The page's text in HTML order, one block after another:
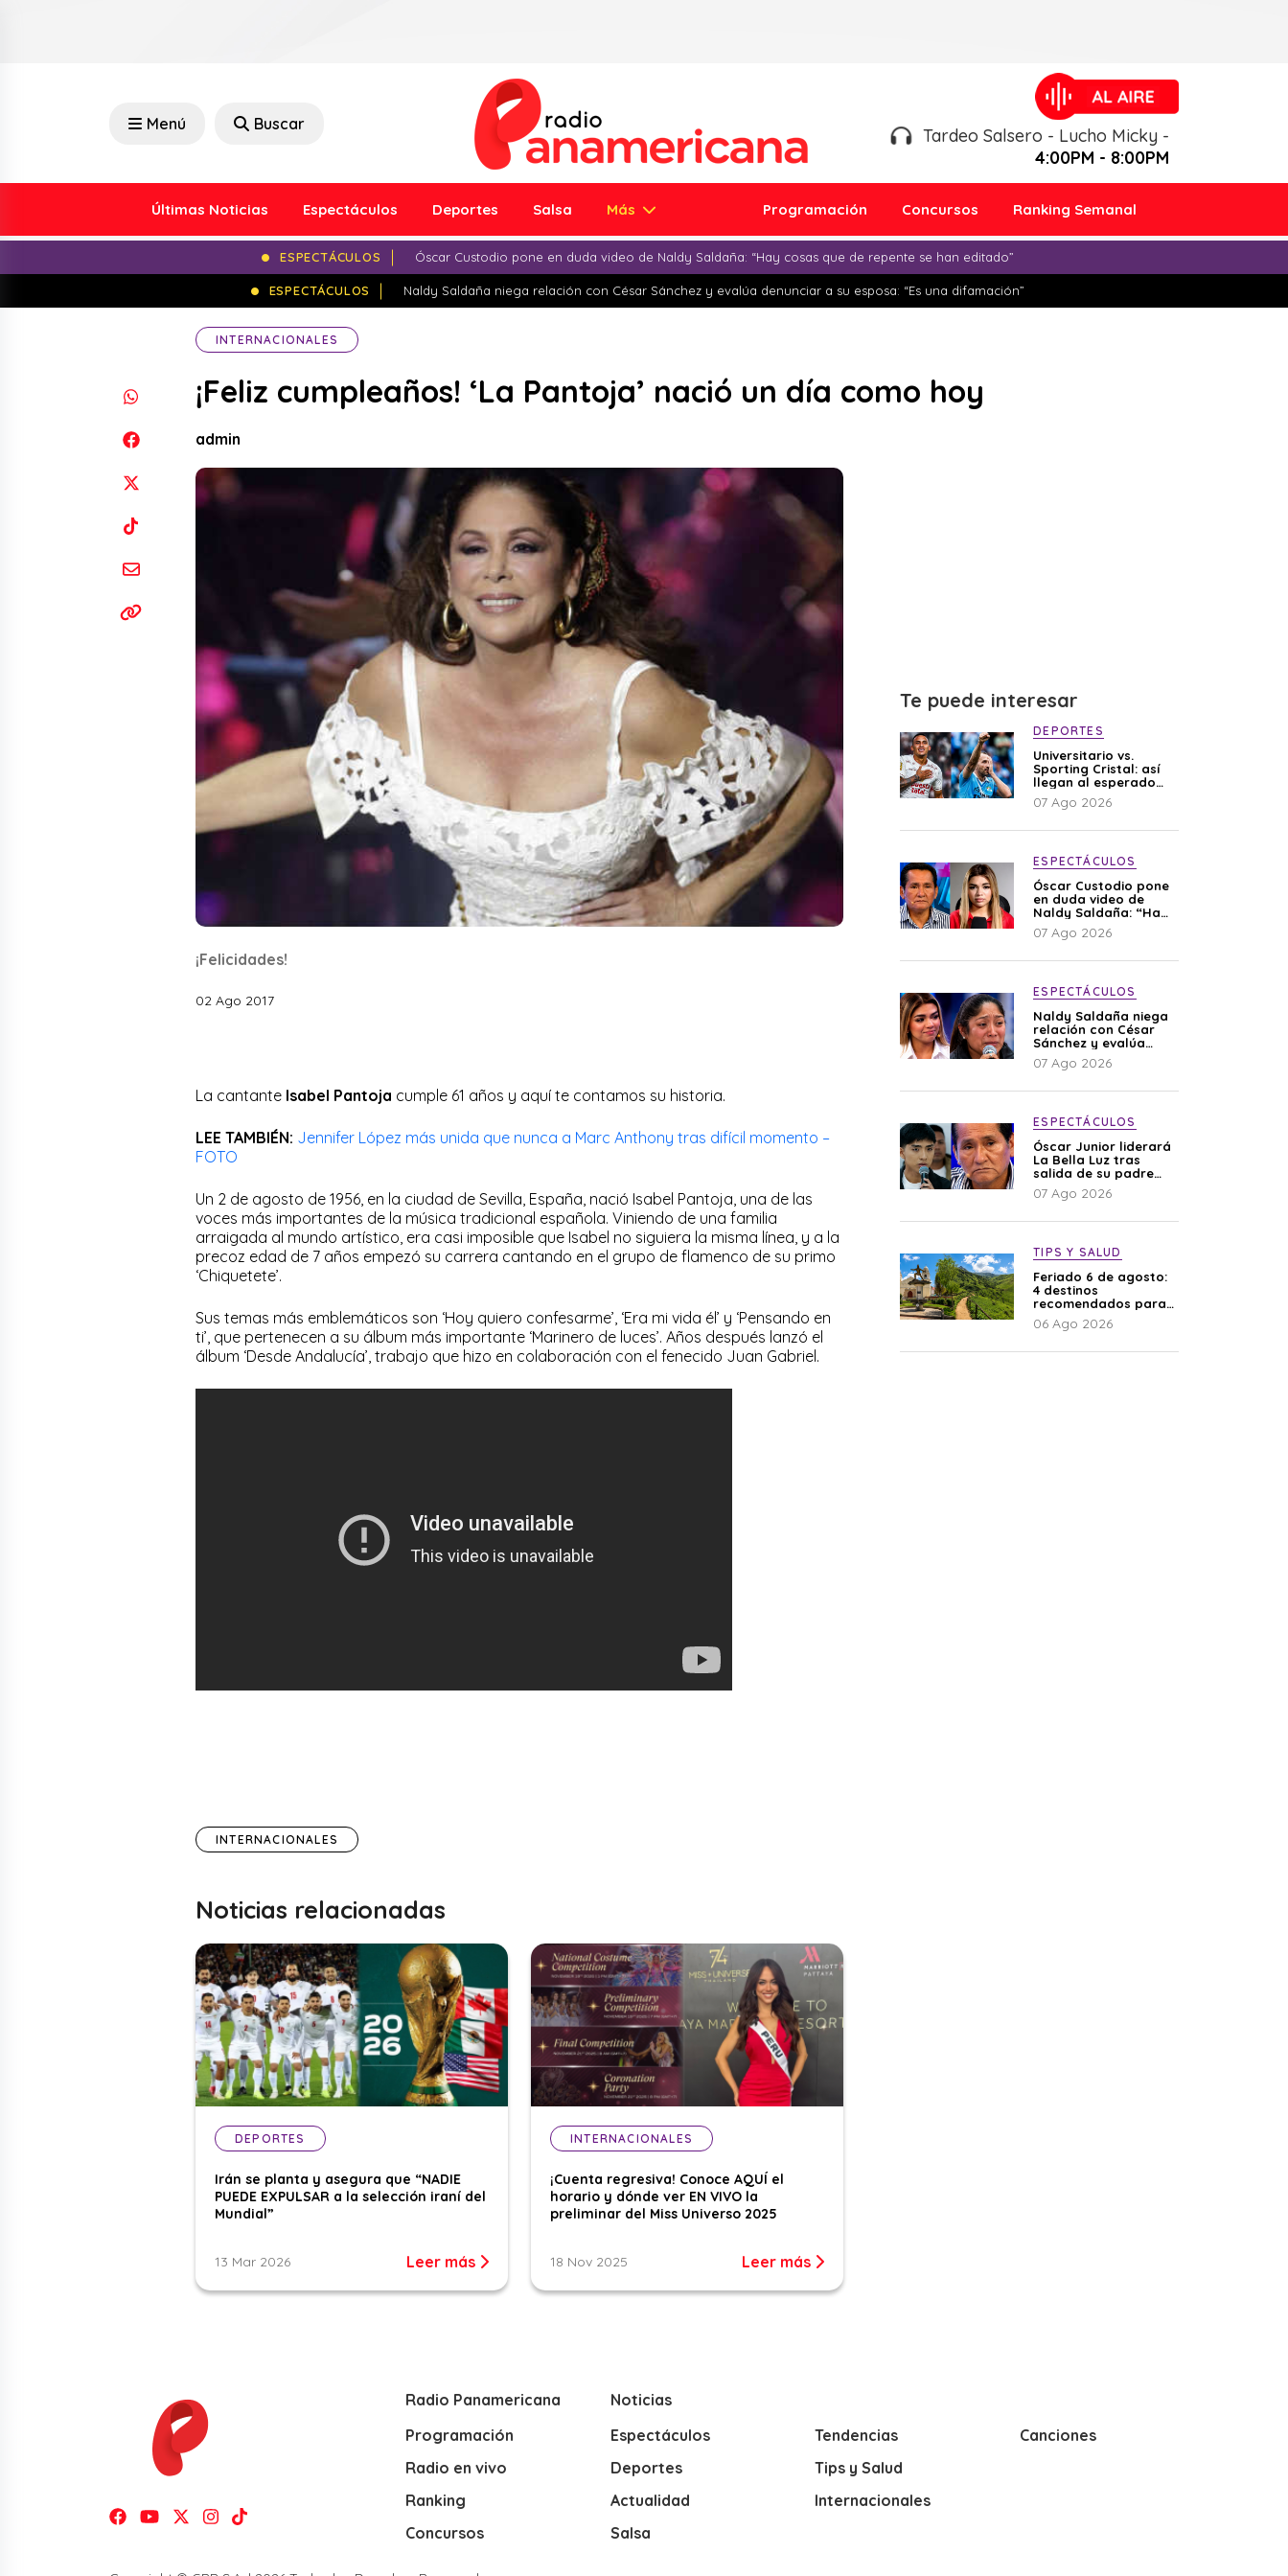
Menú Buscar
Tardeo Salsero - Lucho Micky -
4:00PM - 8:00PM
Últimas Noticias Espectáculos Deportes Salsa Más Programación Concursos Ranking Semanal
ESPECTÁCULOS Óscar Custodio pone en duda video de Naldy Saldaña: “Hay cosas que de repente se han editado”
ESPECTÁCULOS Naldy Saldaña niega relación con César Sánchez y evalúa denunciar a su esposa: “Es una difamación”
INTERNACIONALES
¡Feliz cumpleaños! ‘La Pantoja’ nació un día como hoy
admin
¡Felicidades!
02 Ago 2017
La cantante Isabel Pantoja cumple 61 años y aquí te contamos su historia.
LEE TAMBIÉN: Jennifer López más unida que nunca a Marc Anthony tras difícil momento –
FOTO
Un 2 de agosto de 1956, en la ciudad de Sevilla, España, nació Isabel Pantoja, una de las
voces más importantes de la música tradicional española. Viniendo de una familia
arraigada al mundo artístico, era casi imposible que Isabel no siguiera la misma línea, y a la
precoz edad de 7 años empezó su carrera cantando en el grupo de flamenco de su primo
‘Chiquetete’.
Sus temas más emblemáticos son ‘Hoy quiero confesarme’, ‘Era mi vida él’ y ‘Pensando en
ti’, que pertenecen a su álbum más importante ‘Marinero de luces’. Años después lanzó el
álbum ‘Desde Andalucía’, trabajo que hizo en colaboración con el fenecido Juan Gabriel.
INTERNACIONALES
Noticias relacionadas
DEPORTES
Irán se planta y asegura que “NADIE
PUEDE EXPULSAR a la selección iraní del
Mundial”
13 Mar 2026 Leer más
INTERNACIONALES
¡Cuenta regresiva! Conoce AQUÍ el
horario y dónde ver EN VIVO la
preliminar del Miss Universo 2025
18 Nov 2025 Leer más
Te puede interesar
DEPORTES
Universitario vs.
Sporting Cristal: así
llegan al esperado
duelo
07 Ago 2026
ESPECTÁCULOS
Óscar Custodio pone
en duda video de
Naldy Saldaña: “Hay
cosas que de repente
se han editado”
07 Ago 2026
ESPECTÁCULOS
Naldy Saldaña niega
relación con César
Sánchez y evalúa
denunciar a su
esposa: “Es una
07 Ago 2026
ESPECTÁCULOS
Óscar Junior liderará
La Bella Luz tras
salida de su padre
por polémica con
Naldy Saldaña
07 Ago 2026
TIPS Y SALUD
Feriado 6 de agosto:
4 destinos
recomendados para
disfrutar el descanso
06 Ago 2026
Radio Panamericana
Programación
Radio en vivo
Ranking
Concursos
Noticias
Espectáculos
Deportes
Actualidad
Salsa
Tendencias
Tips y Salud
Internacionales
Canciones